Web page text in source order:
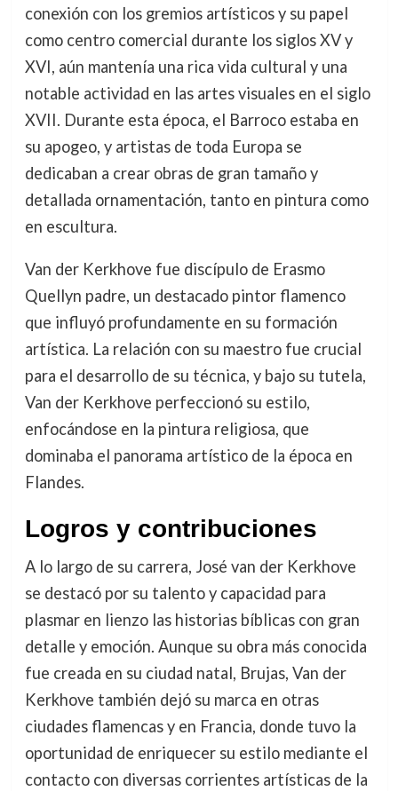
conexión con los gremios artísticos y su papel
como centro comercial durante los siglos XV y
XVI, aún mantenía una rica vida cultural y una
notable actividad en las artes visuales en el siglo
XVII. Durante esta época, el Barroco estaba en
su apogeo, y artistas de toda Europa se
dedicaban a crear obras de gran tamaño y
detallada ornamentación, tanto en pintura como
en escultura.
Van der Kerkhove fue discípulo de Erasmo
Quellyn padre, un destacado pintor flamenco
que influyó profundamente en su formación
artística. La relación con su maestro fue crucial
para el desarrollo de su técnica, y bajo su tutela,
Van der Kerkhove perfeccionó su estilo,
enfocándose en la pintura religiosa, que
dominaba el panorama artístico de la época en
Flandes.
Logros y contribuciones
A lo largo de su carrera, José van der Kerkhove
se destacó por su talento y capacidad para
plasmar en lienzo las historias bíblicas con gran
detalle y emoción. Aunque su obra más conocida
fue creada en su ciudad natal, Brujas, Van der
Kerkhove también dejó su marca en otras
ciudades flamencas y en Francia, donde tuvo la
oportunidad de enriquecer su estilo mediante el
contacto con diversas corrientes artísticas de la